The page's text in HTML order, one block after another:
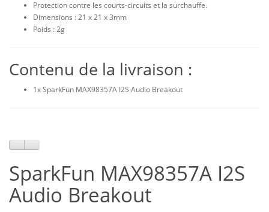
Protection contre les courts-circuits et la surchauffe.
Dimensions : 21 x 21 x 3mm
Poids : 2g
Contenu de la livraison :
1x SparkFun MAX98357A I2S Audio Breakout
SparkFun MAX98357A I2S
Audio Breakout